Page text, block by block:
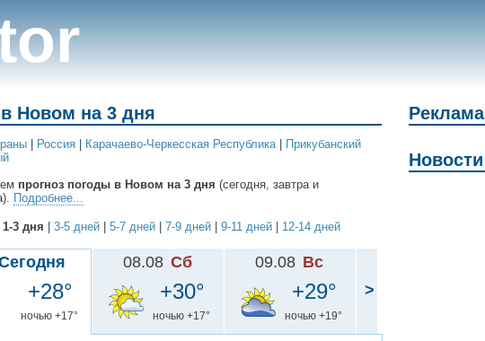
Новом на 3 дня
Россия Карачаево-Черкесская Республика|
Прикубанский
прогноз погоды в Новом на 3 дня (сегодня, завтра и
Подробнее...
1-3 дня 3-5 дней 5-7 дней 7-9 дней 9-11 дней 12-14 дней
+28°
ночью +17°
08.08 Сб
+30°
ночью +17°
09.08 Вс
+29°
ночью +19°
>
Реклама
Новости